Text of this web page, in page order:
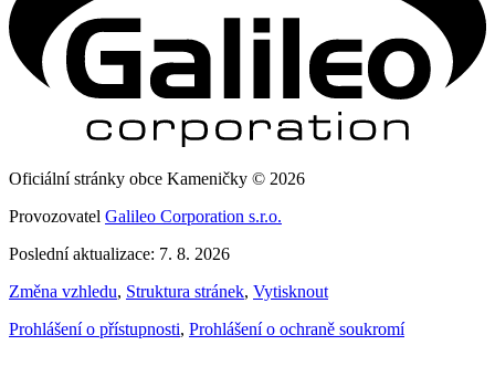
Oficiální stránky obce Kameničky © 2026
Provozovatel Galileo Corporation s.r.o.
Poslední aktualizace: 7. 8. 2026
Změna vzhledu, Struktura stránek, Vytisknout
Prohlášení o přístupnosti, Prohlášení o ochraně soukromí